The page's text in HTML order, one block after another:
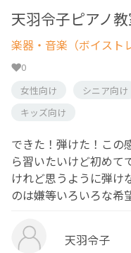
天羽令子ピアノ
楽器・音楽（ボイスト
0
女性向け
シニア向け
キッズ向け
できた！弾けた！この
ら習いたいけど初めて
けれど思うように弾け
のは嫌等いろいろな希
天羽令子